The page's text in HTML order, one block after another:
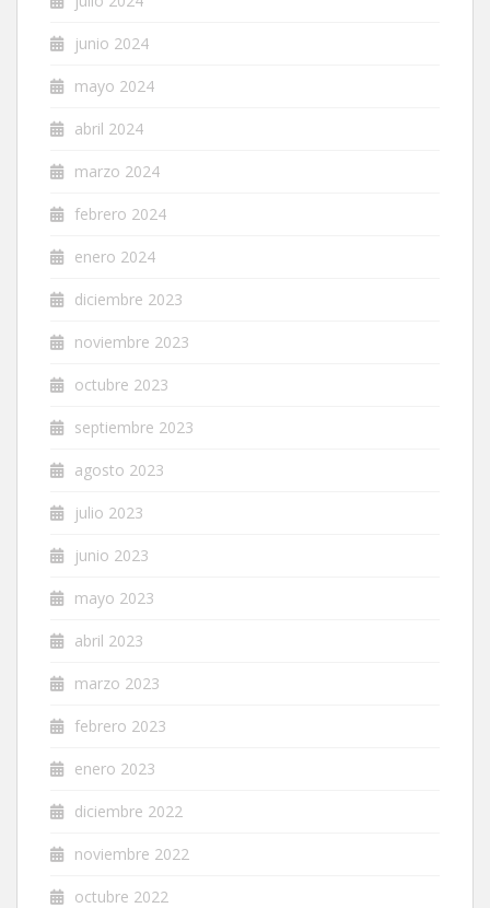
junio 2024
mayo 2024
abril 2024
marzo 2024
febrero 2024
enero 2024
diciembre 2023
noviembre 2023
octubre 2023
septiembre 2023
agosto 2023
julio 2023
junio 2023
mayo 2023
abril 2023
marzo 2023
febrero 2023
enero 2023
diciembre 2022
noviembre 2022
octubre 2022